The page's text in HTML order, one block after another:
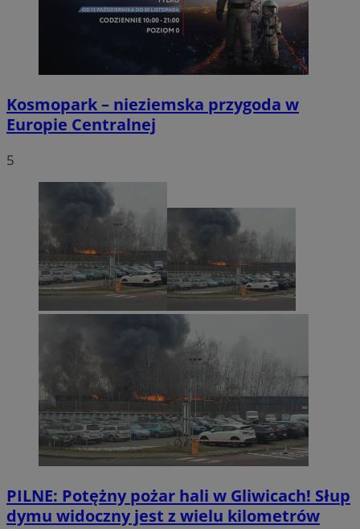
Kosmopark – nieziemska przygoda w
Europie Centralnej
5
PILNE: Potężny pożar hali w Gliwicach! Słup
dymu widoczny jest z wielu kilometrów